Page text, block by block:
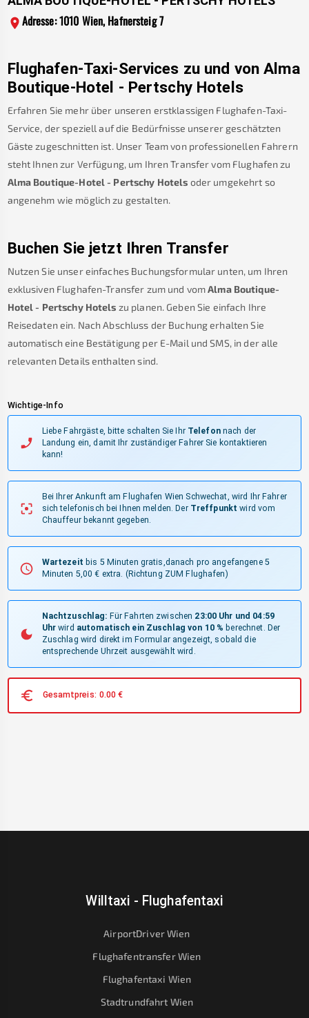
Adresse: 1010 Wien, Hafnersteig 7
Flughafen-Taxi-Services zu und von Alma
Boutique-Hotel - Pertschy Hotels
Erfahren Sie mehr über unseren erstklassigen Flughafen-Taxi-
Service, der speziell auf die Bedürfnisse unserer geschätzten
Gäste zugeschnitten ist. Unser Team von professionellen Fahrern
steht Ihnen zur Verfügung, um Ihren Transfer vom Flughafen zu
Alma Boutique-Hotel - Pertschy Hotels oder umgekehrt so
angenehm wie möglich zu gestalten.
Buchen Sie jetzt Ihren Transfer
Nutzen Sie unser einfaches Buchungsformular unten, um Ihren
exklusiven Flughafen-Transfer zum und vomAlma Boutique-
Hotel - Pertschy Hotels zu planen. Geben Sie einfach Ihre
Reisedaten ein. Nach Abschluss der Buchung erhalten Sie
automatisch eine Bestätigung per E-Mail und SMS, in der alle
relevanten Details enthalten sind.
Wichtige-Info
Liebe Fahrgäste, bitte schalten Sie Ihr Telefonnach der
Landung ein, damit Ihr zuständiger Fahrer Sie kontaktieren
kann!
Bei Ihrer Ankunft am Flughafen Wien Schwechat, wird Ihr Fahrer
sich telefonisch bei Ihnen melden. Der Treffpunkt wird vom
Chauffeur bekannt gegeben.
Wartezeit bis 5 Minuten gratis,danach pro angefangene 5
Minuten 5,00 € extra. (Richtung ZUM Flughafen)
Nachtzuschlag: Für Fahrten zwischen 23:00 Uhr und 04:59
Uhr wird automatisch ein Zuschlag von 10 % berechnet. Der
Zuschlag wird direkt im Formular angezeigt, sobald die
entsprechende Uhrzeit ausgewählt wird.
Gesamtpreis: 0.00 €
Willtaxi - Flughafentaxi
AirportDriver Wien
Flughafentransfer Wien
Flughafentaxi Wien
Stadtrundfahrt Wien